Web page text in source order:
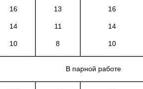
16
14
10
13
11
8
16
14
10
В парной работе